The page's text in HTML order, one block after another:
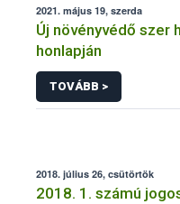
2021. május 19, szerda
Új növényvédő szer
honlapján
TOVÁBB >
2018. július 26, csütörtök
2018. 1. számú